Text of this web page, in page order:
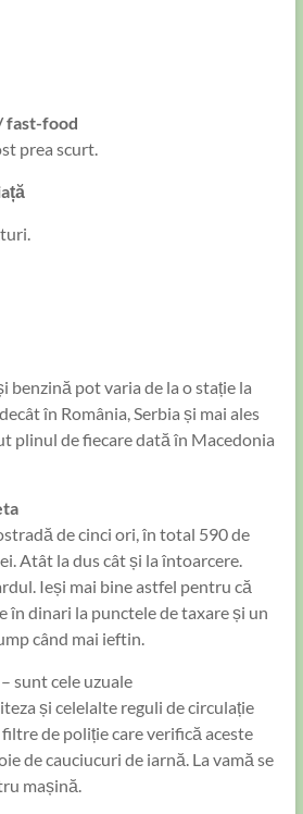
fast-food
prea scurt.
benzină pot varia de la o stație la
în România, Serbia și mai ales
plinul de fiecare dată în Macedonia
de cinci ori, în total 590 de
Atât la dus cât și la întoarcere.
Ieși mai bine astfel pentru că
dinari la punctele de taxare și un
când mai ieftin.
– sunt cele uzuale
și celelalte reguli de circulație
de poliție care verifică aceste
de cauciucuri de iarnă. La vamă se
mașină.